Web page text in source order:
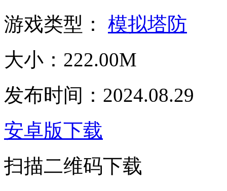
游戏类型： 模拟塔防
大小：222.00M
发布时间：2024.08.29
安卓版下载
扫描二维码下载